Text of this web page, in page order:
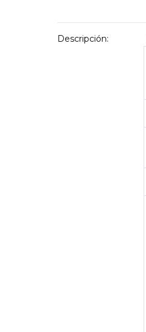
Descripción: